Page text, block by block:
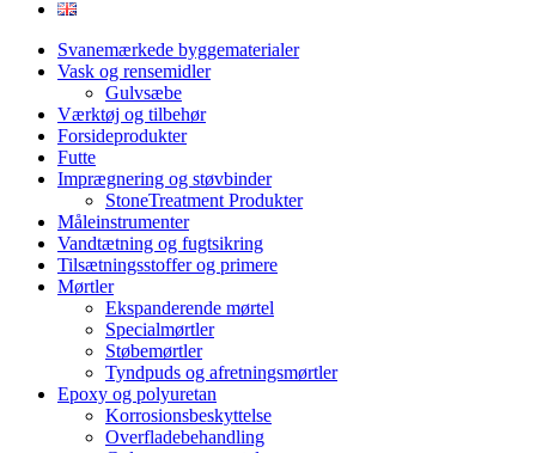
Svanemærkede byggematerialer
Vask og rensemidler
Gulvsæbe
Værktøj og tilbehør
Forsideprodukter
Futte
Imprægnering og støvbinder
StoneTreatment Produkter
Måleinstrumenter
Vandtætning og fugtsikring
Tilsætningsstoffer og primere
Mørtler
Ekspanderende mørtel
Specialmørtler
Støbemørtler
Tyndpuds og afretningsmørtler
Epoxy og polyuretan
Korrosionsbeskyttelse
Overfladebehandling